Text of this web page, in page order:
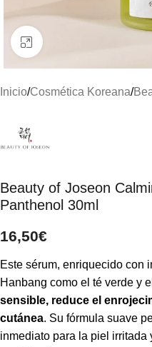
Clic para ampliar
Inicio/Cosmética Koreana/
Beauty of Joseon
Panthenol 30ml
16,50€
Este sérum, enriquecido con
Hanbang como el té verde y
sensible, reduce el
cutánea. Su fórmula suave
inmediato para la piel irritada